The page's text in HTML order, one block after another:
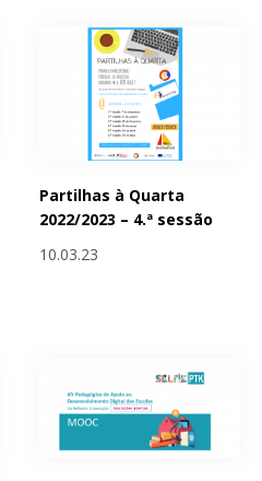
Partilhas à Quarta
2022/2023 – 4.ª sessão
10.03.23